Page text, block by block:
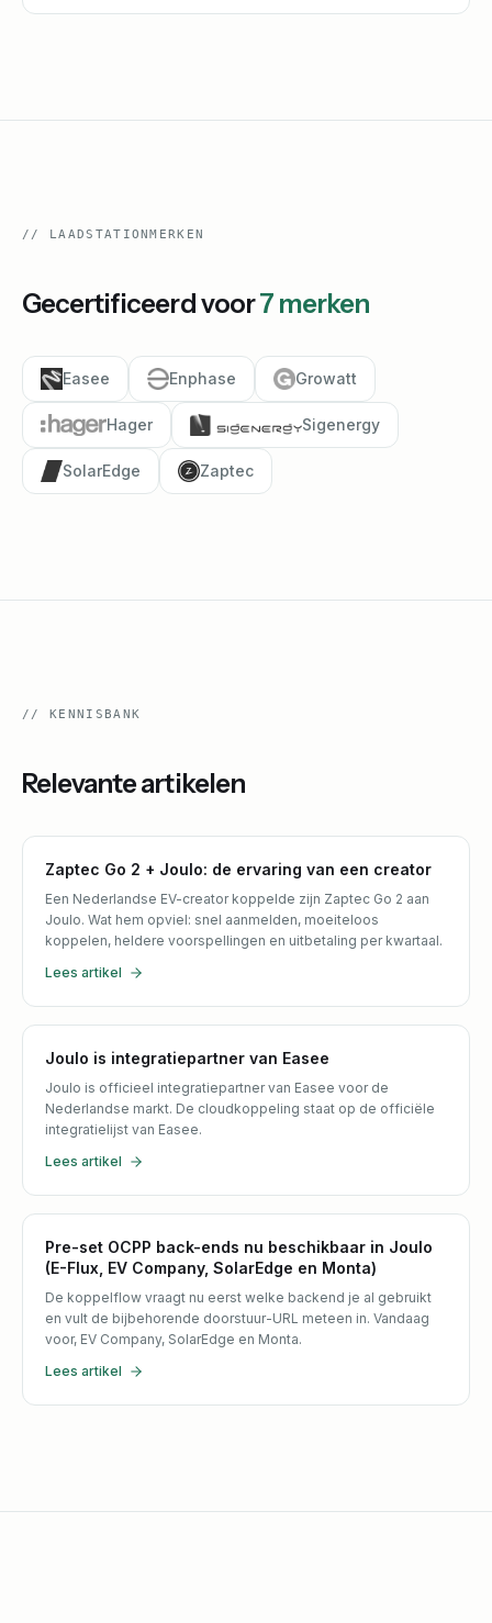
// LAADSTATIONMERKEN
Gecertificeerd voor7merken
Easee Enphase Growatt
Hager Sigenergy
SolarEdge Zaptec
// KENNISBANK
Relevante artikelen
Zaptec Go 2 + Joulo: de ervaring van een creator
Een Nederlandse EV-creator koppelde zijn Zaptec Go 2 aan
Joulo. Wat hem opviel: snel aanmelden, moeiteloos
koppelen, heldere voorspellingen en uitbetaling per kwartaal.
Lees artikel
Joulo is integratiepartner van Easee
Joulo is officieel integratiepartner van Easee voor de
Nederlandse markt. De cloudkoppeling staat op de officiële
integratielijst van Easee.
Lees artikel
Pre-set OCPP back-ends nu beschikbaar in Joulo
(E-Flux, EV Company, SolarEdge en Monta)
De koppelflow vraagt nu eerst welke backend je al gebruikt
en vult de bijbehorende doorstuur-URL meteen in. Vandaag
voor, EV Company, SolarEdge en Monta.
Lees artikel